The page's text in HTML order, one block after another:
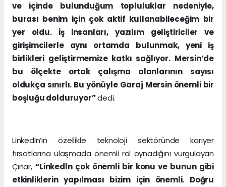
ve içinde bulunduğum topluluklar nedeniyle,
burası benim için çok aktif kullanabileceğim bir
yer oldu. İş insanları, yazılım geliştiriciler ve
girişimcilerle aynı ortamda bulunmak, yeni iş
birlikleri geliştirmemize katkı sağlıyor. Mersin’de
bu ölçekte ortak çalışma alanlarının sayısı
oldukça sınırlı. Bu yönüyle Garaj Mersin önemli bir
boşluğu dolduruyor”dedi.
LinkedIn’in özellikle teknoloji sektöründe kariyer
fırsatlarına ulaşmada önemli rol oynadığını vurgulayan
Çınar,“Linkedln çok önemli bir konu ve bunun gibi
etkinliklerin yapılması bizim için önemli. Doğru